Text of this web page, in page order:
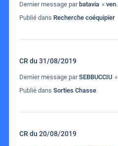
Dernier message par batavia «
Publié dans Recherche coéquipier
CR du 31/08/2019
Dernier message parSEBBUCCIU «
Publié dans Sorties Chasse
CR du 20/08/2019